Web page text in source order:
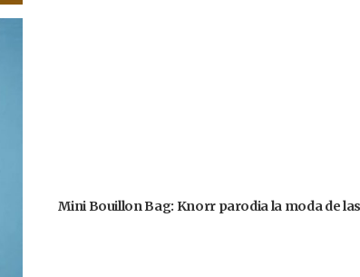
Mini Bouillon Bag: Knorr parodia la moda de